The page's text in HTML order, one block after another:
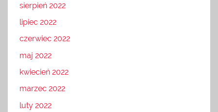
sierpień 2022
lipiec 2022
czerwiec 2022
maj 2022
kwiecień 2022
marzec 2022
luty 2022